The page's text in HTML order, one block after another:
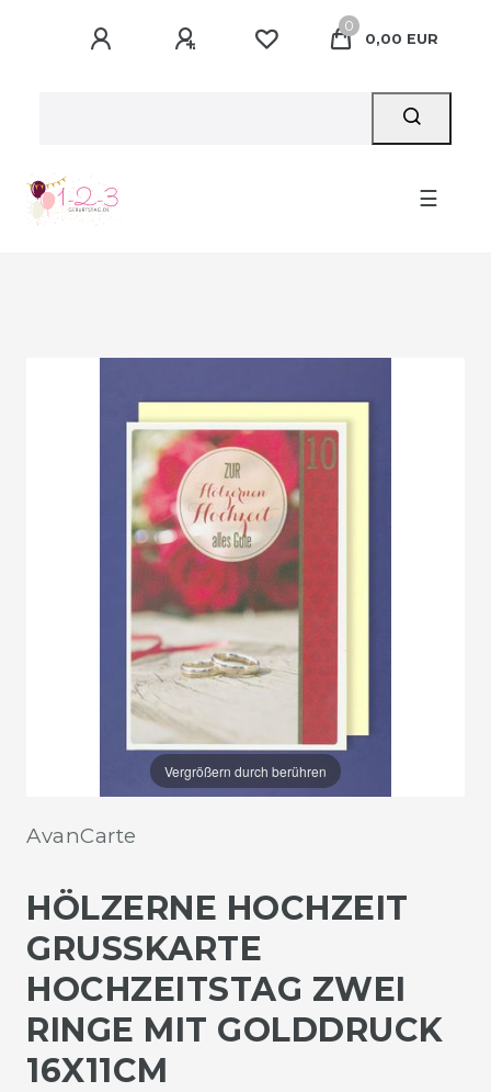
0
0,00 EUR
☰
Vergrößern durch berühren
AvanCarte
HÖLZERNE HOCHZEIT
GRUSSKARTE H
OCHZEITSTAG ZWEI R
INGE MIT GOLDDRUCK 1
6X11CM